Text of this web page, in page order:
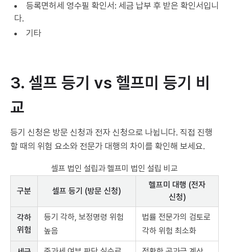
등록면허세 영수필 확인서: 세금 납부 후 받은 확인서입니
다.
기타
3. 셀프 등기 vs 헬프미 등기 비
교
등기 신청은 방문 신청과 전자 신청으로 나뉩니다. 직접 진행
할 때의 위험 요소와 전문가 대행의 차이를 확인해 보세요.
셀프 법인 설립과 헬프미 법인 설립 비교
구분 셀프 등기 (방문 신청)
헬프미 대행 (전자
신청)
각하
위험
등기 각하, 보정명령 위험
높음
법률 전문가의 검토로
각하 위험 최소화